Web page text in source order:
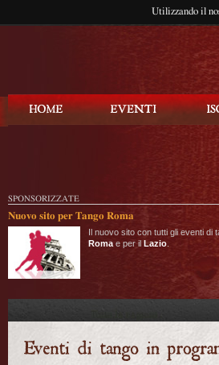
Utilizzando il
SPONSORIZZATE
Nuovo sito per Tango Roma
Il nuovo sito con tutti gli eventi di
Roma e per il Lazio